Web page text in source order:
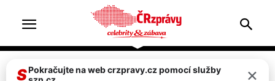
Celebrity Top 2
SPokračujte na web crzpravy.cz pomocí služby
×